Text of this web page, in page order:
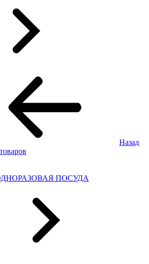
Назад
ПОСУДА